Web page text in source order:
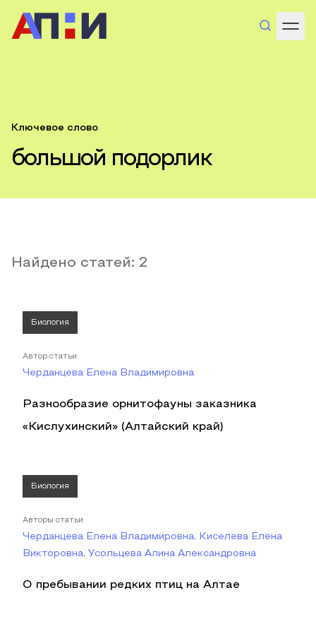
Ключевое слово
большой подорлик
Найдено статей: 2
Биология
Автор статьи
Черданцева Елена Владимировна
Разнообразие орнитофауны заказника
«Кислухинский» (Алтайский край)
Биология
Авторы статьи
Черданцева Елена Владимировна, Киселева Елена
Викторовна, Усольцева Алина Александровна
О пребывании редких птиц на Алтае